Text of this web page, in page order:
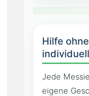
Hilfe
Jede
eigene